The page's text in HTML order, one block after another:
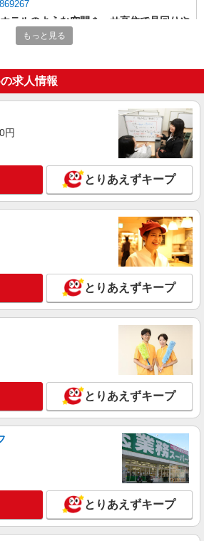
テルのような空間＊。サ高住で見回りや
相手など
都市東山区内//七条駅周辺
詳細を見る
駅⇒需要のある福祉業界で介護デビュー
格支援あり
給1550円〜2187円 ＜日払い有/週払い有/交
京都市東山区｜最寄り駅：東福寺
詳細を見る
駅⇒需要のある福祉業界で介護デビュー＊
援あり
時給1550円〜2187円 ＜日払い有/週払い有/交
都市東山区内//七条駅周辺
詳細を見る
駅＊少人数グルホで利用者さんと家事や
ど♪日払いOK
給1550円〜2187円 ＜日払い有/週払い有/交
支給(ガソリン代含む)＞
もっと見る
求人情報
円
とりあえずキープ
とりあえずキープ
とりあえずキープ
とりあえずキープ